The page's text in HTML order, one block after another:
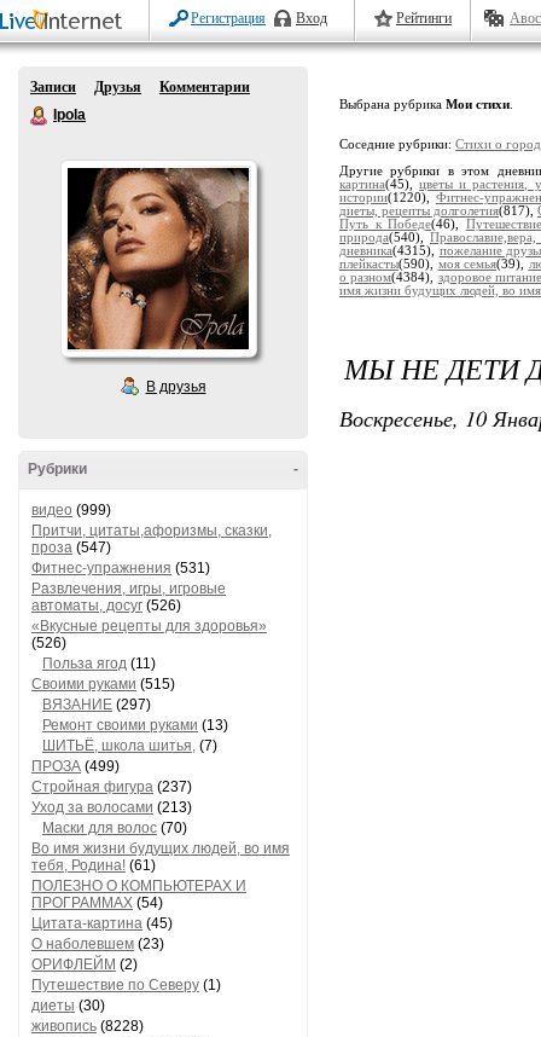
Регистрация Вход Рейтинги
Записи Друзья
Комментарии
Ipola
В друзья
-
Рубрики
видео (999)
Притчи, цитаты,афоризмы, сказки,
проза (547)
Фитнес-упражнения (531)
Развлечения, игры, игровые
автоматы, досуг (526)
«Вкусные рецепты для здоровья»
(526)
Польза ягод (11)
Своими руками (515)
ВЯЗАНИЕ (297)
Ремонт своими руками (13)
ШИТЬЁ, школа шитья, (7)
ПРОЗА (499)
Стройная фигура (237)
Уход за волосами (213)
Маски для волос (70)
Во имя жизни будущих людей, во имя
тебя, Родина! (61)
ПОЛЕЗНО О КОМПЬЮТЕРАХ И
ПРОГРАММАХ (54)
Цитата-картина (45)
О наболевшем (23)
ОРИФЛЕЙМ (2)
Путешествие по Северу (1)
диеты (30)
живопись (8228)
Выбрана рубрика Мои стихи
Соседние рубрики: Стихи о
Другие рубрики в этом
картина(45),цветы и растения,
истории(1220), Фитнес-
диеты, рецепты долголетия(817),
Путь к Победе(46),
природа(540),
дневника(4315), пожелание
плейкасты(590), моя семья(39),
о разном(4384), здоровое
имя жизни будущих людей, во
МЫ НЕ ДЕТИ
Воскресенье, 10